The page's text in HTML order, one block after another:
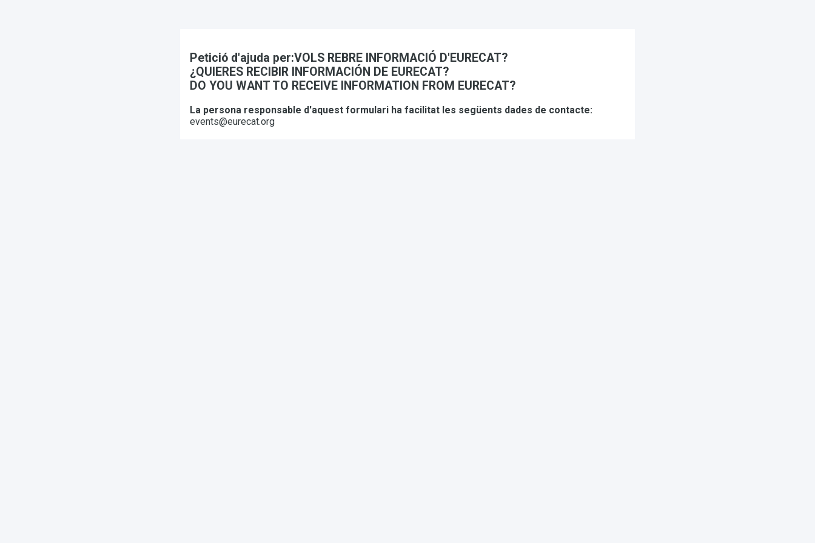
Petició d'ajuda per:VOLS REBRE INFORMACIÓ D'EURECAT?
¿QUIERES RECIBIR INFORMACIÓN DE EURECAT?
DO YOU WANT TO RECEIVE INFORMATION FROM EURECAT?
La persona responsable d'aquest formulari ha facilitat les següents dades de contacte:
events@eurecat.org